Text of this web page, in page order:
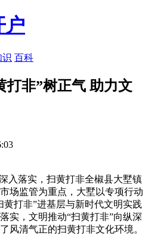
户
识 百科
打非”树正气 助力文
落实，扫黄打非全椒县大墅镇
场监管为重点，大墅 以专项行动
打非”进基层与新时代文明实践
实，文明推动“扫黄打非”向纵深
风清气正的扫黄打非文化环境。